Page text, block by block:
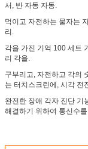
서, 반 자동 자동.
먹이고 자전하는 물자는
리.
각을 가진 기억 100 세트
리 각을.
구부리고, 자전하고 각의
는 터치스크린에, 시각 전
완전한 장애 각자 진단 기
해결하기 위하여 통신수